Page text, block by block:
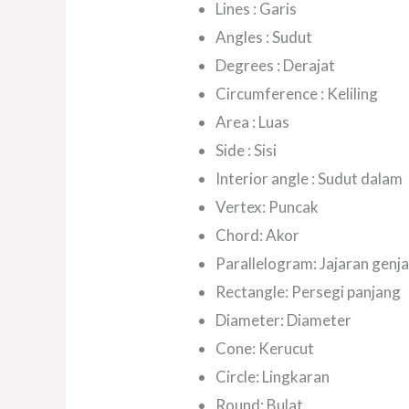
Lines : Garis
Angles : Sudut
Degrees : Derajat
Circumference : Keliling
Area : Luas
Side : Sisi
Interior angle : Sudut dalam
Vertex: Puncak
Chord: Akor
Parallelogram: Jajaran
Rectangle: Persegi panjang
Diameter: Diameter
Cone: Kerucut
Circle: Lingkaran
Round: Bulat